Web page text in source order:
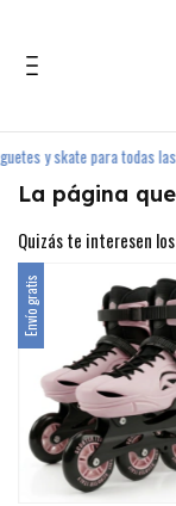
y skate para todas las
La página
Quizás te interesen
Envío gratis